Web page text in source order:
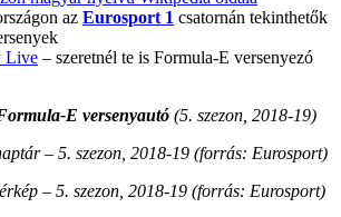
az Eurosport 1 csatornán tekinthetők
Live – szeretnél te is Formula-E versenyezó
E versenyautó (5. szezon, 2018-19)
– 5. szezon, 2018-19 (forrás: Eurosport)
– 5. szezon, 2018-19 (forrás: Eurosport)